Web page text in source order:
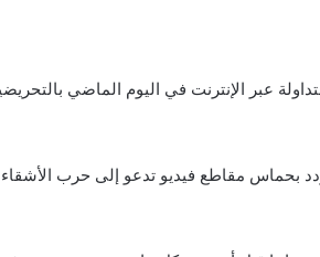
عبر الإنترنت في اليوم الماضي
بحماس مقاطع فيديو تدعو إلى حرب